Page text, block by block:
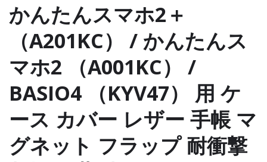
かんたんスマホ2＋
（A201KC） / かんたんス
マホ2 （A001KC） /
BASIO4 （KYV47） 用 ケ
ース カバー レザー 手帳 マ
グネット フラップ 耐衝撃